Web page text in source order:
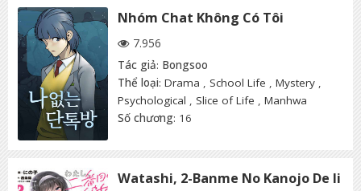
Nhóm Chat Không Có Tôi
7.956
Tác giả: Bongsoo
Thể loại: Drama , School Life , Mystery ,
Psychological , Slice of Life , Manhwa
Số chương: 16
Watashi, 2-Banme No Kanojo De Ii